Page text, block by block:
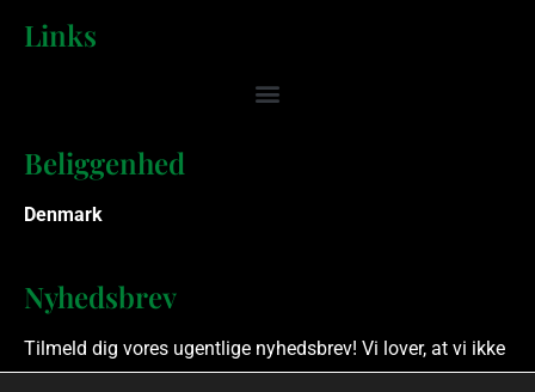
Links
Beliggenhed
Denmark
Nyhedsbrev
Tilmeld dig vores ugentlige nyhedsbrev! Vi lover, at vi ikke
spammer.